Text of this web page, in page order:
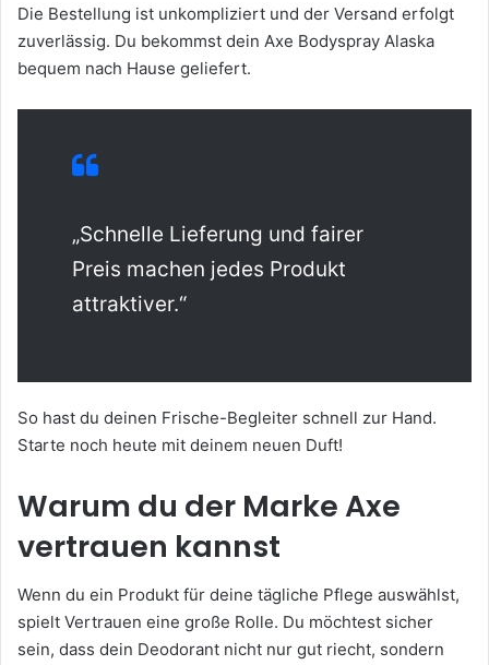
Die Bestellung ist unkompliziert und der Versand erfolgt
zuverlässig. Du bekommst dein Axe Bodyspray Alaska
bequem nach Hause geliefert.
„Schnelle Lieferung und fairer
Preis machen jedes Produkt
attraktiver.“
So hast du deinen Frische-Begleiter schnell zur Hand.
Starte noch heute mit deinem neuen Duft!
Warum du der Marke Axe
vertrauen kannst
Wenn du ein Produkt für deine tägliche Pflege auswählst,
spielt Vertrauen eine große Rolle. Du möchtest sicher
sein, dass dein Deodorant nicht nur gut riecht, sondern